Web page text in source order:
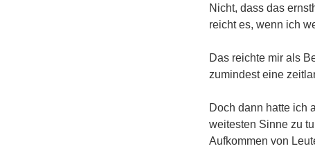
Nicht, dass das
reicht es, wenn ich
Das reichte mir als
zumindest eine
Doch dann hatte ich
weitesten Sinne zu
Aufkommen von